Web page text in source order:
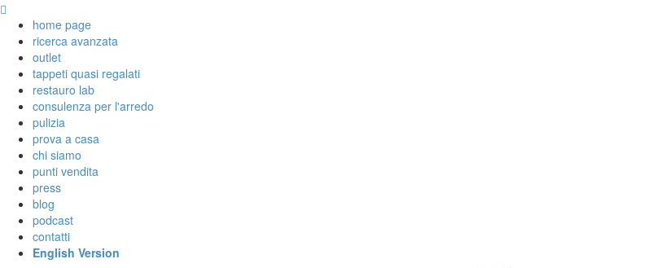
home page
ricerca avanzata
outlet
tappeti quasi regalati
restauro lab
consulenza per l'arredo
pulizia
prova a casa
chi siamo
punti vendita
press
blog
podcast
contatti
English Version